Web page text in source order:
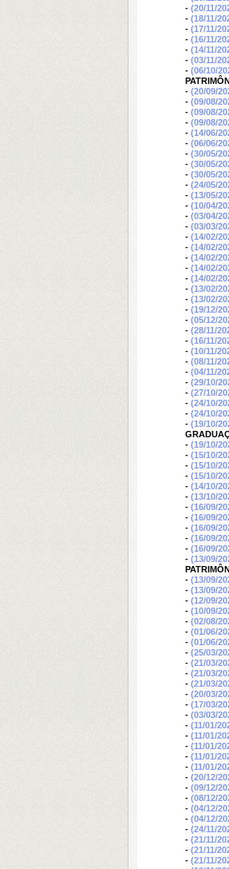
- (20/11/
- (18/11/
- (17/11/
- (16/11/
- (14/11/
- (03/11/
- (06/10/
- (20/09/
- (09/08/
- (09/08/
- (09/08/
- (14/06/
- (06/06/
- (30/05/
- (30/05/
- (30/05/
- (24/05/
- (13/05/
- (10/04/
- (03/04/
- (03/03/
- (14/02/
- (14/02/
- (14/02/
- (14/02/
- (14/02/
- (13/02/
- (13/02/
- (19/12/
- (05/12/
- (28/11/
- (16/11/
- (10/11/
- (08/11/
- (04/11/
- (29/10/
- (27/10/
- (24/10/
- (24/10/
- (19/10/
- (19/10/
- (15/10/
- (15/10/
- (15/10/
- (14/10/
- (13/10/
- (16/09/
- (16/09/
- (16/09/
- (16/09/
- (16/09/
- (13/09/
- (13/09/
- (13/09/
- (12/09/
- (10/09/
- (02/08/
- (01/06/
- (01/06/
- (25/03/
- (21/03/
- (21/03/
- (21/03/
- (20/03/
- (17/03/
- (03/03/
- (11/01/
- (11/01/
- (11/01/
- (11/01/
- (11/01/
- (20/12/
- (09/12/
- (08/12/
- (04/12/
- (04/12/
- (24/11/
- (21/11/
- (21/11/
- (21/11/